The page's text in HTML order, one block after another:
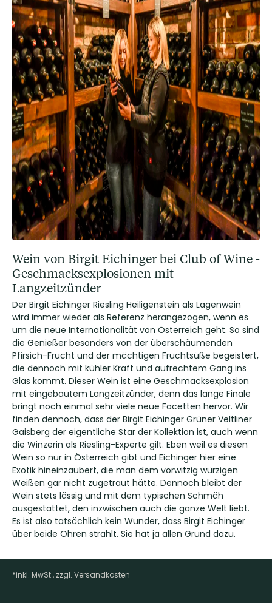
Wein von Birgit Eichinger bei Club of Wine -
Geschmacksexplosionen mit
Langzeitzünder
Der Birgit Eichinger Riesling Heiligenstein als Lagenwein
wird immer wieder als Referenz herangezogen, wenn es
um die neue Internationalität von Österreich geht. So sind
die Genießer besonders von der überschäumenden
Pfirsich-Frucht und der mächtigen Fruchtsüße begeistert,
die dennoch mit kühler Kraft und aufrechtem Gang ins
Glas kommt. Dieser Wein ist eine Geschmacksexplosion
mit eingebautem Langzeitzünder, denn das lange Finale
bringt noch einmal sehr viele neue Facetten hervor. Wir
finden dennoch, dass der Birgit Eichinger Grüner Veltliner
Gaisberg der eigentliche Star der Kollektion ist, auch wenn
die Winzerin als Riesling-Experte gilt. Eben weil es diesen
Wein so nur in Österreich gibt und Eichinger hier eine
Exotik hineinzaubert, die man dem vorwitzig würzigen
Weißen gar nicht zugetraut hätte. Dennoch bleibt der
Wein stets lässig und mit dem typischen Schmäh
ausgestattet, den inzwischen auch die ganze Welt liebt.
Es ist also tatsächlich kein Wunder, dass Birgit Eichinger
über beide Ohren strahlt. Sie hat ja allen Grund dazu.
Footer-Menü
*inkl. MwSt., zzgl. Versandkosten